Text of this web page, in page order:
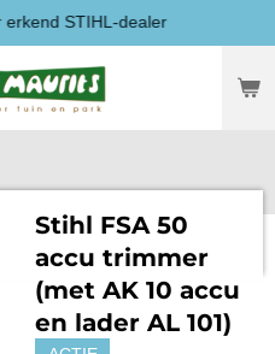
erkend STIHL-dealer
Stihl FSA 50
accu trimmer
(met AK 10 accu
en lader AL 101)